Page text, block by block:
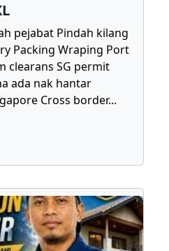
pejabat Pindah kilang
Packing Wraping Port
clearans SG permit
ada nak hantar
Cross border...